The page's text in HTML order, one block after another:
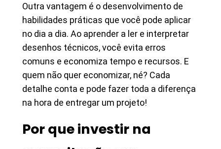
Outra vantagem é o desenvolvimento de
habilidades práticas que você pode aplicar
no dia a dia. Ao aprender a ler e interpretar
desenhos técnicos, você evita erros
comuns e economiza tempo e recursos. E
quem não quer economizar, né? Cada
detalhe conta e pode fazer toda a diferença
na hora de entregar um projeto!
Por que investir na